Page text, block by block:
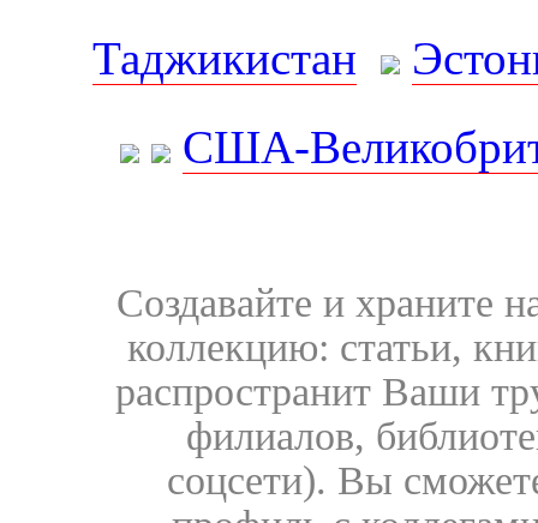
Таджикистан
США-
Создавайте и храните
коллекцию: статьи,
распространит Ваши
филиалов,
соцсети). Вы